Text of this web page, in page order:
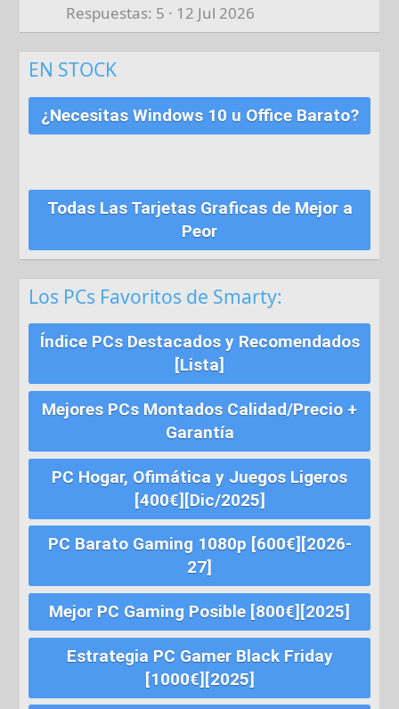
Respuestas 5 12 Jul 2026
EN STOCK
¿Necesitas Windows 10 u Office Barato?
Todas Las Tarjetas Graficas de Mejor a
Peor
Los PCs Favoritos de Smarty:
Índice PCs Destacados y Recomendados
[Lista]
Mejores PCs Montados Calidad/Precio +
Garantía
PC Hogar, Ofimática y Juegos Ligeros
[400€][Dic/2025]
PC Barato Gaming 1080p [600€][2026-
27]
Mejor PC Gaming Posible [800€][2025]
Estrategia PC Gamer Black Friday
[1000€][2025]